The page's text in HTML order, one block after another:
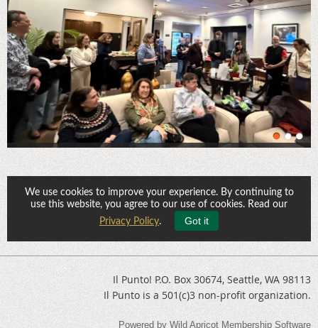
We use cookies to improve your experience. By continuing to
use this website, you agree to our use of cookies. Read our
Privacy Policy. Got it
Il Punto! P.O. Box 30674, Seattle, WA 98113
Il Punto is a 501(c)3 non-profit organization.
Powered by Wild Apricot Membership Software